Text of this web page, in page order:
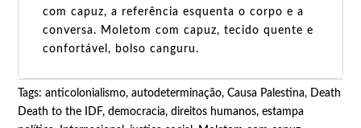
com capuz, a referência esquenta o corpo e a
conversa. Moletom com capuz, tecido quente e
confortável, bolso canguru.
Tags:anticolonialismo,autodeterminação,Causa Palestina, Death
Death to the IDF,democracia,direitos humanos,estampa